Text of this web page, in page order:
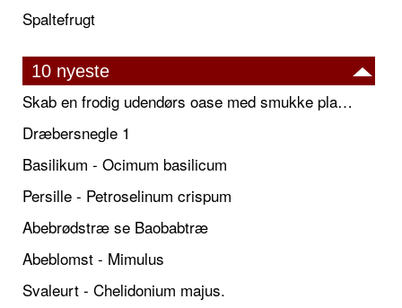
Spaltefrugt
10 nyeste
Skab en frodig udendørs oase med smukke plantekrukker og elegante espalier
Dræbersnegle 1
Basilikum - Ocimum basilicum
Persille - Petroselinum crispum
Abebrødstræ se Baobabtræ
Abeblomst - Mimulus
Svaleurt - Chelidonium majus.